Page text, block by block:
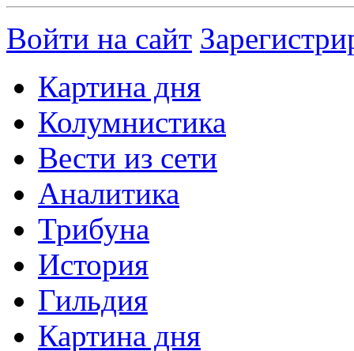
Войти на сайт
Картина дня
Колумнистика
Вести из сети
Аналитика
Трибуна
История
Гильдия
Картина дня